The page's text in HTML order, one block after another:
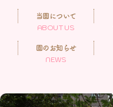
当園について
ABOUT US
園のお知らせ
NEWS